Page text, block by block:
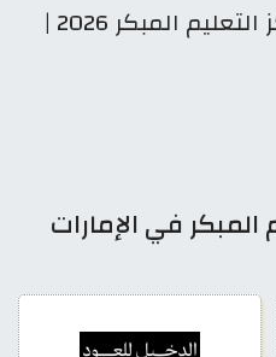
المزيد من كود خصم مركز التعليم المبكر 2026 |
في الإمارات